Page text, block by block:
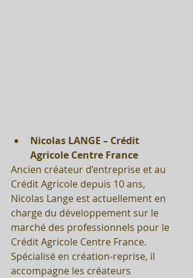
Nicolas LANGE – Crédit
Agricole Centre France
Ancien créateur d’entreprise et au
Crédit Agricole depuis 10 ans,
Nicolas Lange est actuellement en
charge du développement sur le
marché des professionnels pour le
Crédit Agricole Centre France.
Spécialisé en création-reprise, il
accompagne les créateurs